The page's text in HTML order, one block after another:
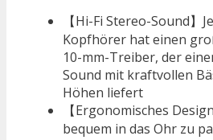
【Hi-Fi Stereo-Sound】
Kopfhörer hat einen
10-mm-Treiber, der
Sound mit kraftvollen
Höhen liefert
【Ergonomisches
bequem in das Ohr zu